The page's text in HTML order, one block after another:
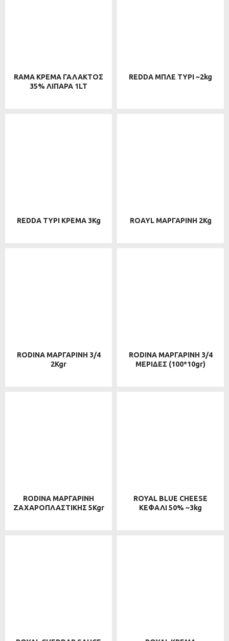
RAMA ΚΡΕΜΑ ΓΑΛΑΚΤΟΣ
35% ΛΙΠΑΡΑ 1LT
REDDA ΜΠΛΕ ΤΥΡΙ ~2kg
REDDA ΤΥΡΙ ΚΡΕΜΑ 3Kg ROAYL ΜΑΡΓΑΡΙΝΗ 2Kg
RODINA ΜΑΡΓΑΡΙΝΗ 3/4
2Kgr
RODINA ΜΑΡΓΑΡΙΝΗ 3/4
ΜΕΡΙΔΕΣ (100*10gr)
RODINA ΜΑΡΓΑΡΙΝΗ
ΖΑΧΑΡΟΠΛΑΣΤΙΚΗΣ 5Kgr
ROYAL BLUE CHEESE
ΚΕΦΑΛΙ 50% ~3kg